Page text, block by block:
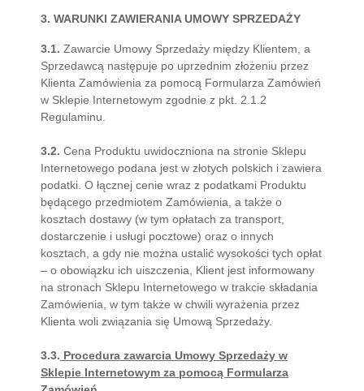
3. WARUNKI ZAWIERANIA UMOWY SPRZEDAŻY
3.1. Zawarcie Umowy Sprzedaży między Klientem, a
Sprzedawcą następuje po uprzednim złożeniu przez
Klienta Zamówienia za pomocą Formularza Zamówień
w Sklepie Internetowym zgodnie z pkt. 2.1.2
Regulaminu.
3.2. Cena Produktu uwidoczniona na stronie Sklepu
Internetowego podana jest w złotych polskich i zawiera
podatki. O łącznej cenie wraz z podatkami Produktu
będącego przedmiotem Zamówienia, a także o
kosztach dostawy (w tym opłatach za transport,
dostarczenie i usługi pocztowe) oraz o innych
kosztach, a gdy nie można ustalić wysokości tych opłat
– o obowiązku ich uiszczenia, Klient jest informowany
na stronach Sklepu Internetowego w trakcie składania
Zamówienia, w tym także w chwili wyrażenia przez
Klienta woli związania się Umową Sprzedaży.
3.3. Procedura zawarcia Umowy Sprzedaży w
Sklepie Internetowym za pomocą Formularza